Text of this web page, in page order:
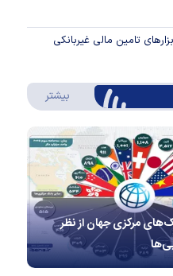
تامین مالی غیربانکی
بیشتر درباره
مرکزی جهان از نظر